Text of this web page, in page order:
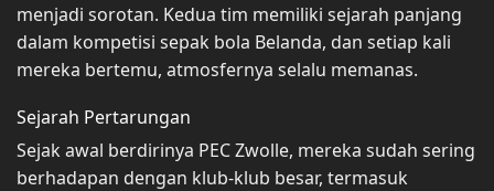
menjadi sorotan. Kedua tim memiliki sejarah panjang
dalam kompetisi sepak bola Belanda, dan setiap kali
mereka bertemu, atmosfernya selalu memanas.
Sejarah Pertarungan
Sejak awal berdirinya PEC Zwolle, mereka sudah sering
berhadapan dengan klub-klub besar, termasuk